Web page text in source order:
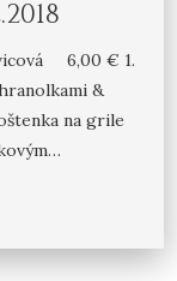
6,00 € 1.
&
na grile